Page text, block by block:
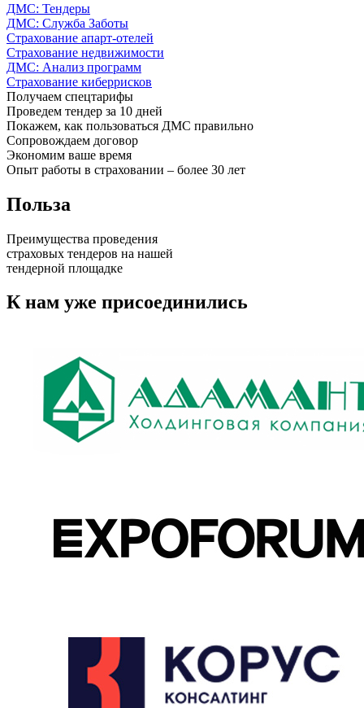
ДМС: Тендеры
ДМС: Служба Заботы
Страхование апарт-отелей
Страхование недвижимости
ДМС: Анализ программ
Страхование киберрисков
Получаем спецтарифы
Проведем тендер за 10 дней
Покажем, как пользоваться ДМС правильно
Сопровождаем договор
Экономим ваше время
Опыт работы в страховании – более 30 лет
Польза
Преимущества проведения
страховых тендеров на нашей
тендерной площадке
К нам уже присоединились